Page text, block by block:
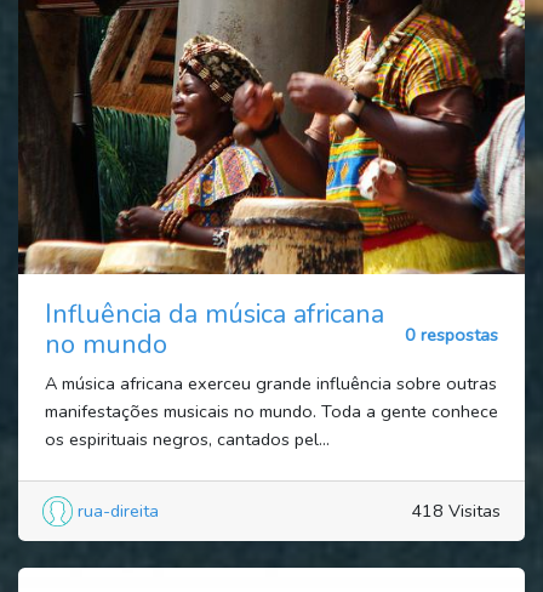
Influência da música africana
no mundo
0 respostas
A música africana exerceu grande influência sobre outras
manifestações musicais no mundo. Toda a gente conhece
os espirituais negros, cantados pel...
rua-direita 418 Visitas